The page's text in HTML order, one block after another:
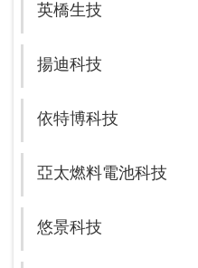
英橋生技
揚迪科技
依特博科技
亞太燃料電池科技
悠景科技